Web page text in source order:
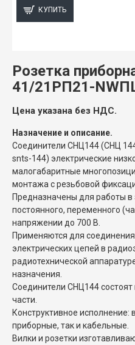
КУПИТЬ
Розетка
41/21РП21-
Цена указана без НДС.
Назначение и описание.
Соединители СНЦ144 (СНЦ
snts-144) электрические
малогабаритные
монтажа с резьбовой
Предназначены для работы в
постоянного, переменного
напряжении до 700 В.
Применяются для
электрических цепей в
радиотехнической
назначения.
Соединители СНЦ144
части.
Конструктивное исполнение:
приборные, так и кабельные.
Вилки и розетки